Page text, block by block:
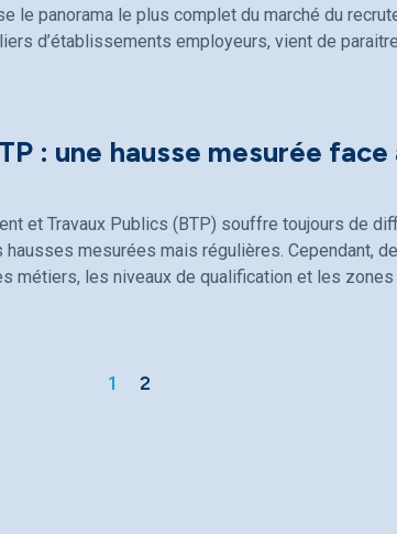
le panorama le plus complet du marché du
d’établissements employeurs, vient de
: une hausse mesurée
et Travaux Publics (BTP) souffre toujours de
hausses mesurées mais régulières. Cependant,
métiers, les niveaux de qualification et les
1 2